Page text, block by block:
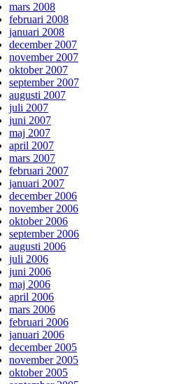
mars 2008
februari 2008
januari 2008
december 2007
november 2007
oktober 2007
september 2007
augusti 2007
juli 2007
juni 2007
maj 2007
april 2007
mars 2007
februari 2007
januari 2007
december 2006
november 2006
oktober 2006
september 2006
augusti 2006
juli 2006
juni 2006
maj 2006
april 2006
mars 2006
februari 2006
januari 2006
december 2005
november 2005
oktober 2005